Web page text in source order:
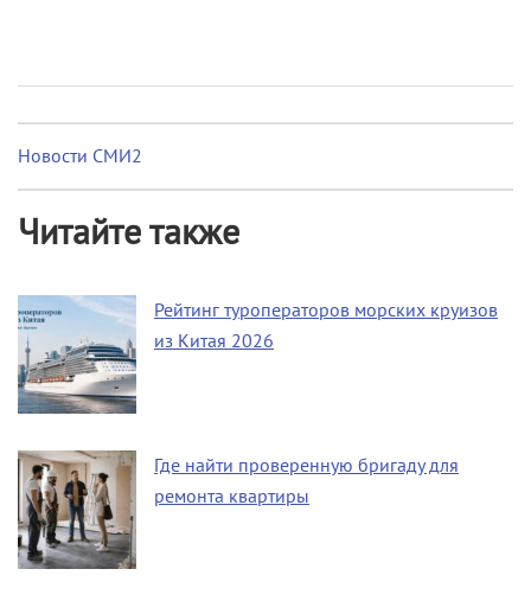
Новости СМИ2
Читайте также
Рейтинг туроператоров морских круизов
из Китая 2026
Где найти проверенную бригаду для
ремонта квартиры